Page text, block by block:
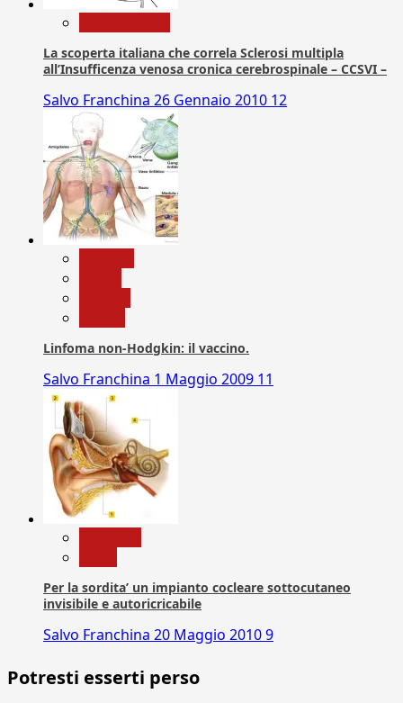
La scoperta italiana che correla Sclerosi multipla
all’Insufficenza venosa cronica cerebrospinale – CCSVI –
Salvo Franchina 26 Gennaio 2010 12
Linfoma non-Hodgkin: il vaccino.
Salvo Franchina 1 Maggio 2009 11
Per la sordita’ un impianto cocleare sottocutaneo
invisibile e autoricricabile
Salvo Franchina 20 Maggio 20109
Potresti esserti perso